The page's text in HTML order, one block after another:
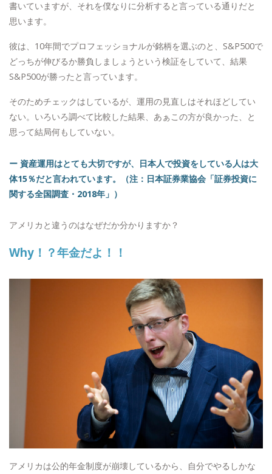
書いていますが、それを僕なりに分析すると言っている通りだと
思います。
彼は、10年間でプロフェッショナルが銘柄を選ぶのと、S&P500で
どっちが伸びるか勝負しましょうという検証をしていて、結果
S&P500が勝ったと言っています。
そのためチェックはしているが、運用の見直しはそれほどしてい
ない。いろいろ調べて比較した結果、あぁこの方が良かった、と
思って結局何もしていない。
ー 資産運用はとても大切ですが、日本人で投資をしている人は大
体15％だと言われています。（注：日本証券業協会「証券投資に
関する全国調査・2018年」）
アメリカと違うのはなぜだか分かりますか？
Why！？年金だよ！！
アメリカは公的年金制度が崩壊しているから、自分でやるしかな